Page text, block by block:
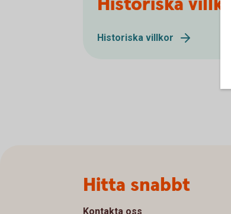
Historiska villkor
Hitta snabbt
Kontakta oss